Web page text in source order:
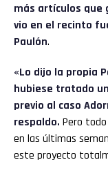
más artículos que
vio en el recinto
Paulón.
«Lo dijo la propia
hubiese tratado
previo al caso
respaldo. Pero
en las últimas
este proyecto